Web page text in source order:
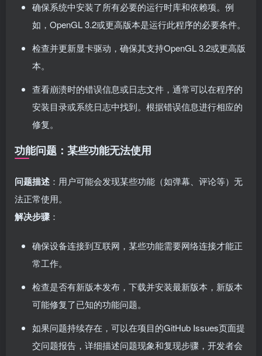
确保系统中安装了所有必要的运行时库和依赖项。例
如，OpenGL 3.2或更高版本是运行此程序的必要条件。
检查并更新显卡驱动，确保其支持OpenGL 3.2或更高版
本。
查看崩溃时的错误信息或日志文件，通常可以在程序的
安装目录或系统日志中找到。根据错误信息进行相应的
修复。
功能问题：某些功能无法使用
问题描述 ：用户可能会发现某些功能（如弹幕、评论等）无
法正常使用。
解决步骤 ：
确保设备连接到互联网，某些功能需要网络连接才能正
常工作。
检查是否有新版本发布，下载并安装最新版本，新版本
可能修复了已知的功能问题。
如果问题持续存在，可以在项目的GitHub Issues页面提
交问题报告，详细描述问题现象和复现步骤，开发者会